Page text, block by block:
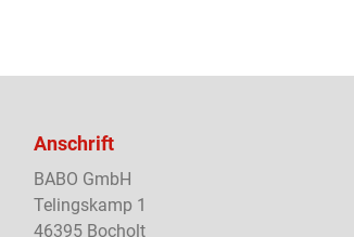
Anschrift
BABO GmbH
Telingskamp 1
46395 Bocholt